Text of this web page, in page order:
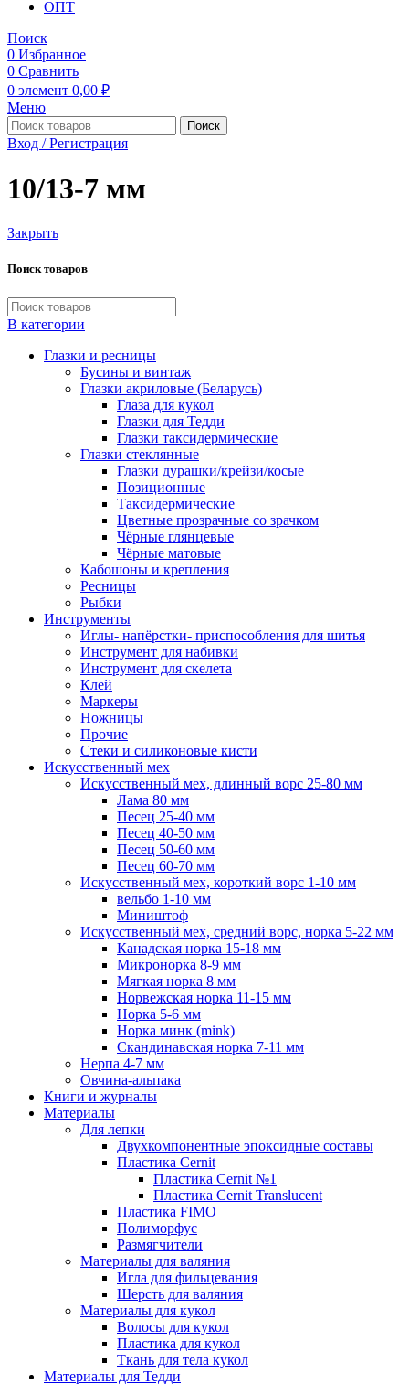
ОПТ
Поиск
0 Избранное
0 Сравнить
0 элемент 0,00 ₽
Меню
Поиск
Вход / Регистрация
10/13-7 мм
Закрыть
Поиск товаров
В категории
Глазки и ресницы
Бусины и винтаж
Глазки акриловые (Беларусь)
Глаза для кукол
Глазки для Тедди
Глазки таксидермические
Глазки стеклянные
Глазки дурашки/крейзи/косые
Позиционные
Таксидермические
Цветные прозрачные со зрачком
Чёрные глянцевые
Чёрные матовые
Кабошоны и крепления
Ресницы
Рыбки
Инструменты
Иглы- напёрстки- приспособления для шитья
Инструмент для набивки
Инструмент для скелета
Клей
Маркеры
Ножницы
Прочие
Стеки и силиконовые кисти
Искусственный мех
Искусственный мех, длинный ворс 25-80 мм
Лама 80 мм
Песец 25-40 мм
Песец 40-50 мм
Песец 50-60 мм
Песец 60-70 мм
Искусственный мех, короткий ворс 1-10 мм
вельбо 1-10 мм
Миништоф
Искусственный мех, средний ворс, норка 5-22 мм
Канадская норка 15-18 мм
Микронорка 8-9 мм
Мягкая норка 8 мм
Норвежская норка 11-15 мм
Норка 5-6 мм
Норка минк (mink)
Скандинавская норка 7-11 мм
Нерпа 4-7 мм
Овчина-альпака
Книги и журналы
Материалы
Для лепки
Двухкомпонентные эпоксидные составы
Пластика Cernit
Пластика Cernit №1
Пластика Cernit Translucent
Пластика FIMO
Полиморфус
Размягчители
Материалы для валяния
Игла для фильцевания
Шерсть для валяния
Материалы для кукол
Волосы для кукол
Пластика для кукол
Ткань для тела кукол
Материалы для Тедди